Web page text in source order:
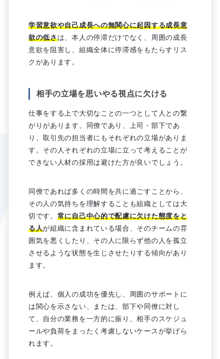
学習意欲や自己成長への無関心に起因する成長意
欲の低さは、本人の停滞だけでなく、周囲の成長
意欲を阻害し、組織全体に停滞感をもたらすリス
クがあります。
相手の立場を思いやる視点に欠ける
仕事をする上で大切なことの一つとして人との繋
がりがあります。同僚であり、上司・部下であ
り、取引先の担当者にもそれぞれの立場がありま
す。その人それぞれの立場に立って考えることが
できない人材の採用は避けた方が良いでしょう。
同僚であれば多くの時間を共に過ごすことから、
その人の気持ちを理解することも組織としては大
切です。 常に自己中心的で配慮に欠けた態度をと
る人が組織に含まれている場合、そのチームの雰
囲気を悪くしたり、その人に限らず他の人を孤立
させるような状態を生じさせたりする傾向があり
ます。
例えば、個人の成功を優先し、周囲のサポートに
は関心を示さない、または、部下や同僚に対し
て、自分の業務を一方的に振り、相手のスケジュ
ールや負荷をまったく考慮しないケースが挙げら
れます。